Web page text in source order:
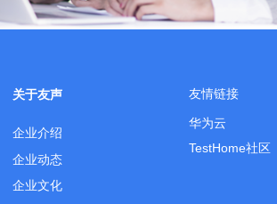
关于友声
企业介绍
企业动态
企业文化
友情链接
华为云
TestHome社区